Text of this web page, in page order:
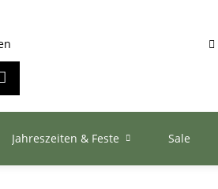
Jahreszeiten & Feste Sale